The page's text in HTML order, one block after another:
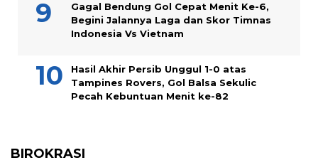
Gagal Bendung Gol Cepat Menit Ke-6,
Begini Jalannya Laga dan Skor Timnas
Indonesia Vs Vietnam
Hasil Akhir Persib Unggul 1-0 atas
Tampines Rovers, Gol Balsa Sekulic
Pecah Kebuntuan Menit ke-82
BIROKRASI